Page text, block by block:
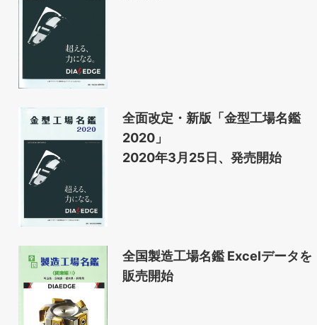
全面改定・新版「金型工場名鑑
2020」
2020年3月25日、発売開始
全国製造工場名鑑 Excelデータを
販売開始